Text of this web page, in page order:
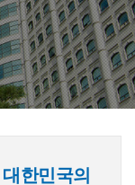
대한민국의